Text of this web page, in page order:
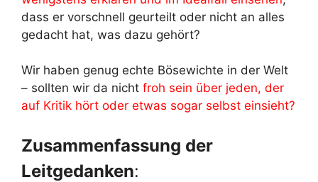
dass er vorschnell geurteilt oder nicht an alles
gedacht hat, was dazu gehört?
Wir haben genug echte Bösewichte in der Welt
– sollten wir da nicht froh sein über jeden, der
auf Kritik hört oder etwas sogar selbst einsieht?
Zusammenfassung der
Leitgedanken: